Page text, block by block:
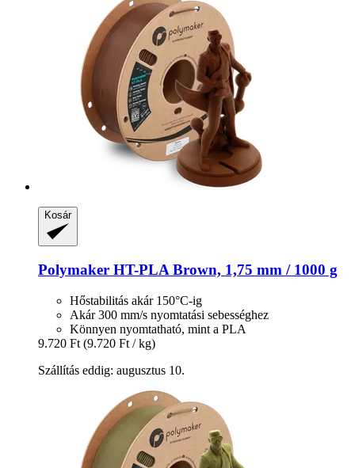
Kosár
Polymaker HT-​PLA Brown, 1,75 mm / 1000 g
Hőstabilitás akár 150°C-ig
Akár 300 mm/s nyomtatási sebességhez
Könnyen nyomtatható, mint a PLA
9.720 Ft (9.720 Ft / kg)
Szállítás eddig: augusztus 10.